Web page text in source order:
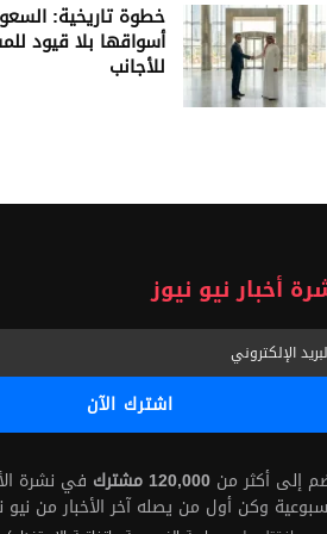
خطوة تاريخية:
أسواقها بلا قيود
للأجانب
أخبار نيو نيوز
إلى أكثر من 120,000 مشترك
في نشرة
وكن أول من يصله آخر الأخبار من نيو